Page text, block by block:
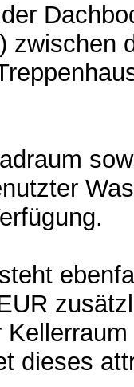
zwischen
dieses